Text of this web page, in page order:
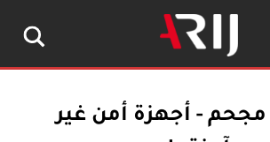
مجحم - أجهزة أمن غير